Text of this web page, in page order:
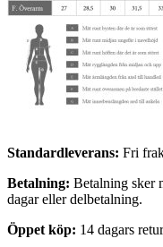
Standardleverans: Fri
Betalning: Betalning sker
dagar eller delbetalning.
Öppet köp: 14 dagars